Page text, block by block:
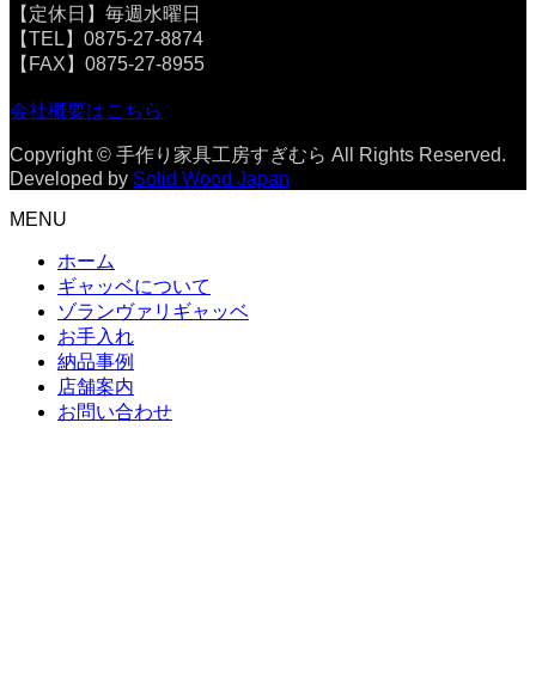
【定休日】毎週水曜日
【TEL】0875-27-8874
【FAX】0875-27-8955
会社概要はこちら
Copyright © 手作り家具工房すぎむら All Rights Reserved.
Developed by Solid Wood Japan
MENU
ホーム
ギャッベについて
ゾランヴァリギャッベ
お手入れ
納品事例
店舗案内
お問い合わせ